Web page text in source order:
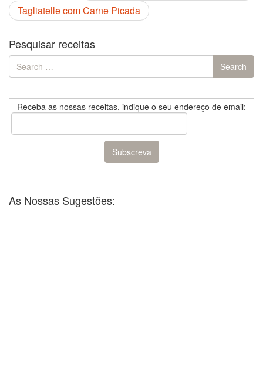
Tagliatelle com Carne Picada
Pesquisar receitas
Search
for:
Search
Receba as nossas receitas, indique o seu endereço de email:
As Nossas Sugestões: